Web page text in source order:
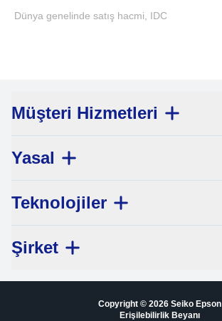
Dünya genelinde satış hacmi, IDC
Müşteri Hizmetleri
Yasal
Teknolojiler
Şirket
Copyright © 2026 Seiko Epson
Erişilebilirlik Beyanı